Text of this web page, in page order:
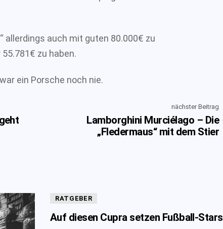
allerdings auch mit guten 80.000€ zu
zu haben.
ein Porsche noch nie.
nächster Beitrag
Lamborghini Murciélago – Die
„Fledermaus“ mit dem Stier
RATGEBER
Auf diesen Cupra setzen Fußball-Stars